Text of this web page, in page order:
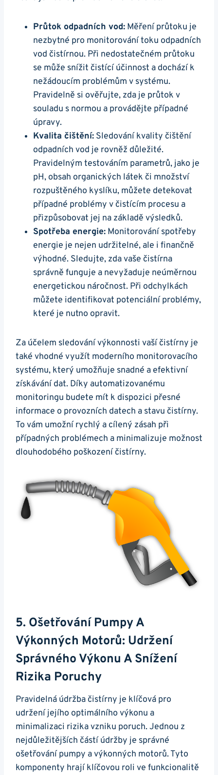
Průtok odpadních vod: Měření průtoku je
nezbytné pro monitorování toku odpadních
vod čistírnou. Při nedostatečném průtoku
se může snížit čistící účinnost a dochází k
nežádoucím problémům v systému.
Pravidelně si ověřujte, zda je průtok v
souladu s normou a provádějte případné
úpravy.
Kvalita čištění: Sledování kvality čištění
odpadních vod je rovněž důležité.
Pravidelným testováním parametrů, jako je
pH, obsah organických látek či množství
rozpuštěného kyslíku, můžete detekovat
případné problémy v čistícím procesu a
přizpůsobovat jej na základě výsledků.
Spotřeba energie: Monitorování spotřeby
energie je nejen udržitelné, ale i finančně
výhodné. Sledujte, zda vaše čistírna
správně funguje a nevyžaduje neúměrnou
energetickou náročnost. Při odchylkách
můžete identifikovat potenciální problémy,
které je nutno opravit.
Za účelem sledování výkonnosti vaší čistírny je
také vhodné využít moderního monitorovacího
systému, který umožňuje snadné a efektivní
získávání dat. Díky automatizovanému
monitoringu budete mít k dispozici přesné
informace o provozních datech a stavu čistírny.
To vám umožní rychlý a cílený zásah při
případných problémech a minimalizuje možnost
dlouhodobého poškození čistírny.
5. Ošetřování Pumpy A
Výkonných Motorů: Udržení
Správného Výkonu A Snížení
Rizika Poruchy
Pravidelná údržba čistírny je klíčová pro
udržení jejího optimálního výkonu a
minimalizaci rizika vzniku poruch. Jednou z
nejdůležitějších částí údržby je správné
ošetřování pumpy a výkonných motorů. Tyto
komponenty hrají klíčovou roli ve funkcionalitě